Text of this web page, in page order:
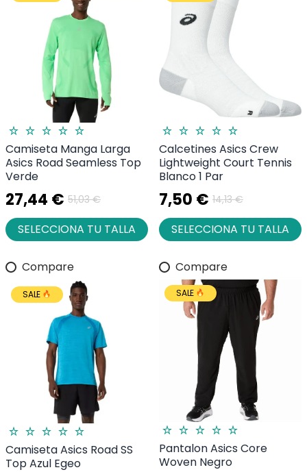
Camiseta Manga Larga
Asics Road Seamless Top
Verde
27,44 € 51,03 €
SELECCIONA TU TALLA
Calcetines Asics Crew
Lightweight Court Tennis
Blanco 1 Par
7,50 € 14,13 €
SELECCIONA TU TALLA
Compare
SALE
Camiseta Asics Road SS
Top Azul Egeo
Compare
SALE
Pantalon Asics Core
Woven Negro